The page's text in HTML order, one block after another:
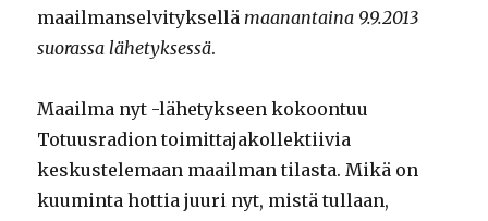
maailmanselvityksellämaanantaina 9.9.2013
suorassa lähetyksessä.
Maailma nyt -lähetykseen kokoontuu
Totuusradion toimittajakollektiivia
keskustelemaan maailman tilasta. Mikä on
kuuminta hottia juuri nyt, mistä tullaan,